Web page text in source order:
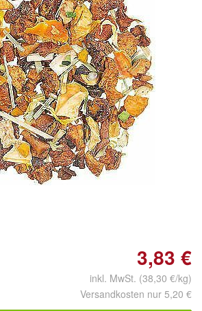
Doppelt antippen zum
vergrößern
3,83 €
inkl. MwSt. (38,30 €/kg)
Versandkosten nur 5,20 €